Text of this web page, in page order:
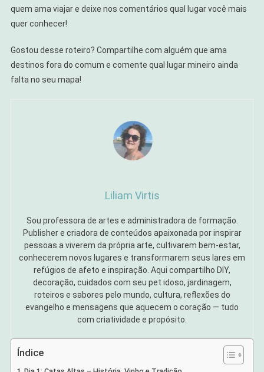
quem ama viajar e deixe nos comentários qual lugar você mais
quer conhecer!
Gostou desse roteiro? Compartilhe com alguém que ama
destinos fora do comum e comente qual lugar mineiro ainda
falta no seu mapa!
Liliam Virtis
Sou professora de artes e administradora de formação.
Publisher e criadora de conteúdos apaixonada por inspirar
pessoas a viverem da própria arte, cultivarem bem-estar,
conhecerem novos lugares e transformarem seus lares em
refúgios de afeto e inspiração. Aqui compartilho DIY,
decoração, cuidados com seu pet idoso, jardinagem,
roteiros e sabores pelo mundo, cultura, reflexões do
evangelho e mensagens que aquecem o coração — tudo
com criatividade e propósito.
Índice